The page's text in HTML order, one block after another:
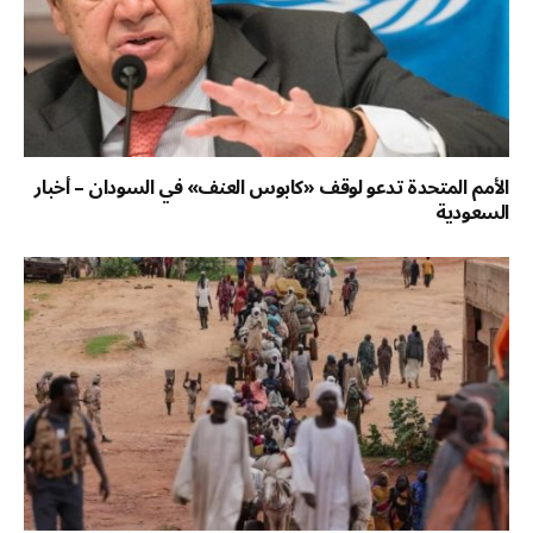
الأمم المتحدة تدعو لوقف «كابوس العنف» في السودان – أخبار
السعودية